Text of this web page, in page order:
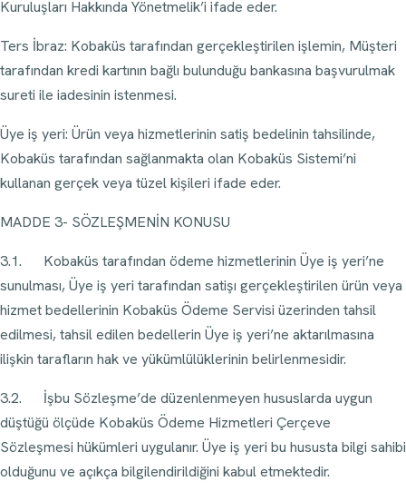
Kuruluşları Hakkında Yönetmelik’i ifade eder.
Ters İbraz: Kobaküs tarafından gerçekleştirilen işlemin, Müşteri
tarafından kredi kartının bağlı bulunduğu bankasına başvurulmak
sureti ile iadesinin istenmesi.
Üye iş yeri: Ürün veya hizmetlerinin satiş bedelinin tahsilinde,
Kobaküs tarafından sağlanmakta olan Kobaküs Sistemi’ni
kullanan gerçek veya tüzel kişileri ifade eder.
MADDE 3- SÖZLEŞMENİN KONUSU
3.1. Kobaküs tarafından ödeme hizmetlerinin Üye iş yeri’ne
sunulması, Üye iş yeri tarafından satişı gerçekleştirilen ürün veya
hizmet bedellerinin Kobaküs Ödeme Servisi üzerinden tahsil
edilmesi, tahsil edilen bedellerin Üye iş yeri’ne aktarılmasına
ilişkin tarafların hak ve yükümlülüklerinin belirlenmesidir.
3.2. İşbu Sözleşme’de düzenlenmeyen hususlarda uygun
düştüğü ölçüde Kobaküs Ödeme Hizmetleri Çerçeve
Sözleşmesi hükümleri uygulanır. Üye iş yeri bu hususta bilgi sahibi
olduğunu ve açıkça bilgilendirildiğini kabul etmektedir.